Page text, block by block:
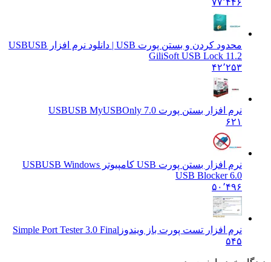
۷۷٬۴۴۶
محدود کردن و بستن پورت USB | دانلود نرم افزار USB
USB
GiliSoft USB Lock 11.2
۴۲٬۲۵۳
نرم افزار بستن پورت USBUSB MyUSBOnly 7.0
نرم افزار بستن پورت USB کامپیوتر USB
USB Windows
USB Blocker 6.0
۵۰٬۴۹۶
نرم افزار تست پورت باز ویندوزSimple Port Tester 3.0 Final